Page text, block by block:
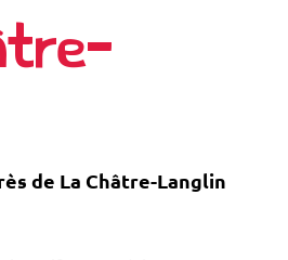
de La Châtre-Langlin